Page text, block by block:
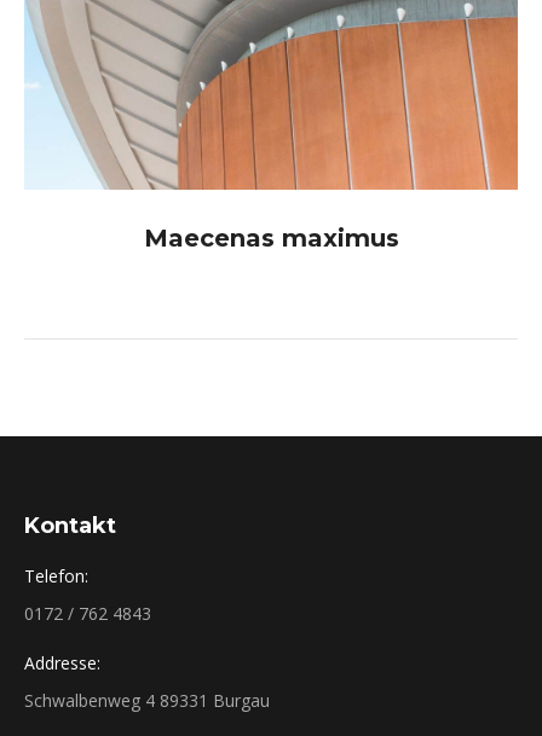
Maecenas maximus
Kontakt
Telefon:
0172 / 762 4843
Addresse:
Schwalbenweg 4 89331 Burgau